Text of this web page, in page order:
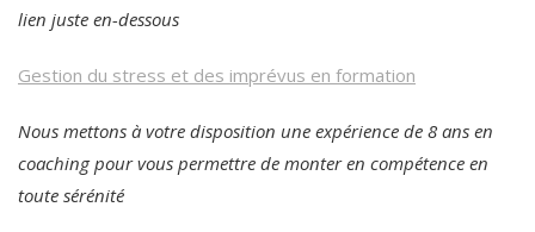
lien juste en-dessous
Gestion du stress et des imprévus en formation
Nous mettons à votre disposition une expérience de 8 ans en
coaching pour vous permettre de monter en compétence en
toute sérénité